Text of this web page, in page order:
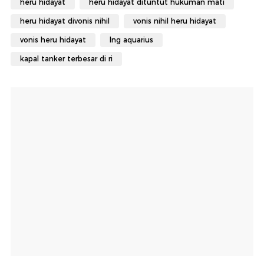
heru hidayat heru hidayat dituntut hukuman mati
heru hidayat divonis nihil vonis nihil heru hidayat
vonis heru hidayat lng aquarius
kapal tanker terbesar di ri